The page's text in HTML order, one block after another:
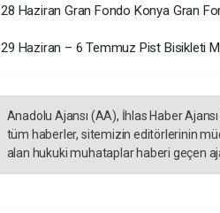
28 Haziran Gran Fondo Konya Gran
29 Haziran – 6 Temmuz Pist Bisikleti
Anadolu Ajansı (AA), İhlas Haber
tüm haberler, sitemizin editörlerinin
alan hukuki muhataplar haberi geçen